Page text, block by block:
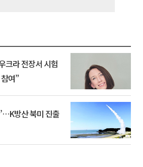
여”
방산 북미 진출